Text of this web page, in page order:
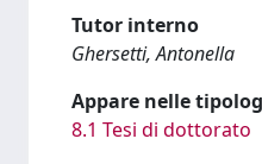
Tutor interno
Ghersetti, Antonella
Appare nelle
8.1 Tesi di dottorato